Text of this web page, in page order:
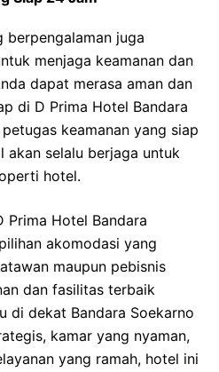
berpengalaman juga
menjaga keamanan dan
dapat merasa aman dan
di D Prima Hotel Bandara
keamanan yang siap
selalu berjaga untuk
hotel.
Prima Hotel Bandara
akomodasi yang
maupun pebisnis
dan fasilitas terbaik
di dekat Bandara Soekarno
kamar yang nyaman,
yang ramah, hotel ini